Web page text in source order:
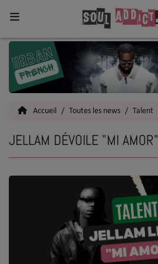
Home
Toutes les News
Actu
Accueil Toutes les news Talent
JELLAM DÉVOILE "MI AMOR"